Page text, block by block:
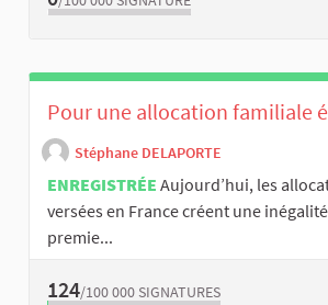
Pour une allocation familiale
Stéphane DELAPORTE
ENREGISTRÉE Aujourd’hui, les
versées en France créent une
premie...
124/100 000 SIGNATURES